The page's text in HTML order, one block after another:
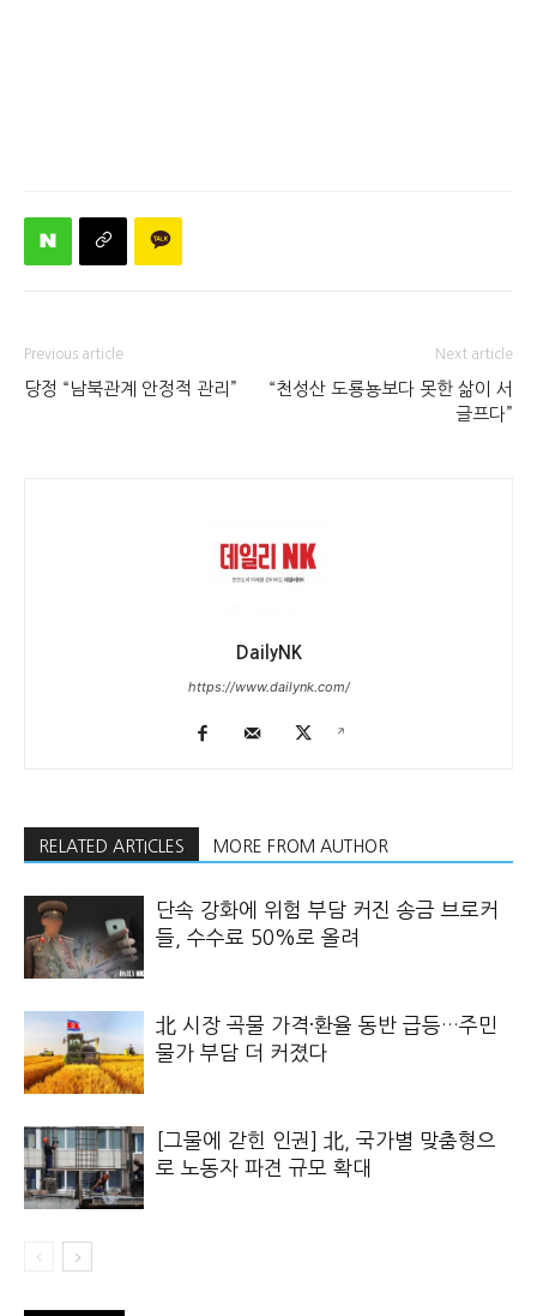
Previous article
당정 “남북관계 안정적 관리”
Next article
“천성산 도룡뇽보다 못한 삶이 서
글프다”
DailyNK
https://www.dailynk.com/
RELATED ARTICLES MORE FROM AUTHOR
단속 강화에 위험 부담 커진 송금 브로커
들, 수수료 50%로 올려
北 시장 곡물 가격·환율 동반 급등…주민
물가 부담 더 커졌다
[그물에 갇힌 인권] 北, 국가별 맞춤형으
로 노동자 파견 규모 확대